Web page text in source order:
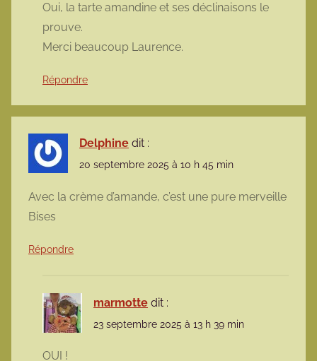
Oui, la tarte amandine et ses déclinaisons le
prouve.
Merci beaucoup Laurence.
Répondre
Delphine dit :
20 septembre 2025 à 10 h 45 min
Avec la crème d’amande, c’est une pure merveille
Bises
Répondre
marmotte dit :
23 septembre 2025 à 13 h 39 min
OUI !